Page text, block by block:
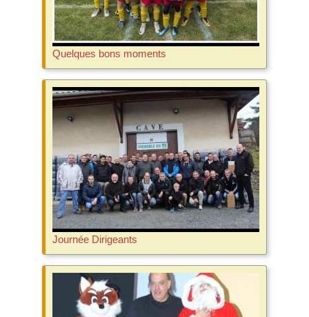
Quelques bons moments
Journée Dirigeants